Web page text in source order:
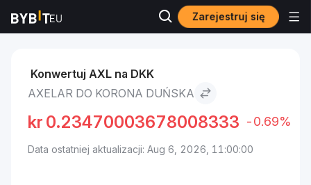
Zarejestruj się
Rynki Cena Axelar AXL Axelar to Korona duńska
Konwertuj AXL na DKK
AXELAR DO KORONA DUŃSKA
kr 0.23470003678008333 -0.69%
Data ostatniej aktualizacji: Aug 6, 2026, 11:00:00